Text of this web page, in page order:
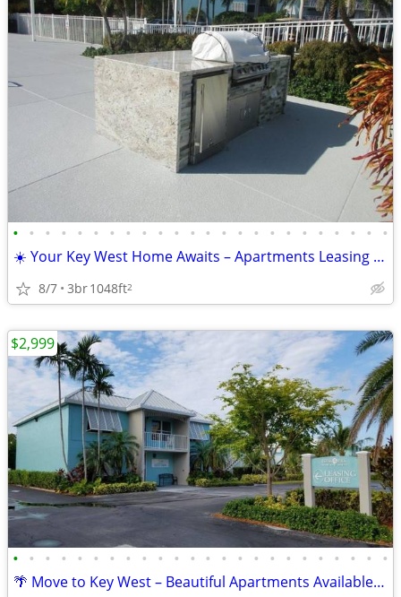
• • • • • • • • • • • • • • • • • • • • • • • •
☀️ Your Key West Home Awaits – Apartments Leasing Now!
8/7 3br1048ft2
• • • • • • • • • • • • • • • • • • • • • • • •
🌴 Move to Key West – Beautiful Apartments Available Now!
$2,999